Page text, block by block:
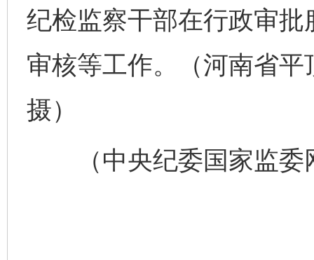
纪检监察干部在行政审
审核等工作。（河南省
摄）
（中央纪委国家监委